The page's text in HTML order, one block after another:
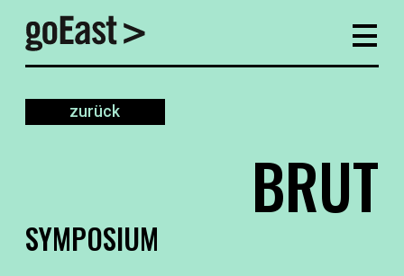
zurück
BRUT
SYMPOSIUM